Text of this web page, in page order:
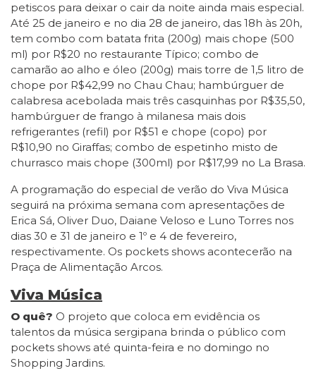
petiscos para deixar o cair da noite ainda mais especial.
Até 25 de janeiro e no dia 28 de janeiro, das 18h às 20h,
tem combo com batata frita (200g) mais chope (500
ml) por R$20 no restaurante Típico; combo de
camarão ao alho e óleo (200g) mais torre de 1,5 litro de
chope por R$42,99 no Chau Chau; hambúrguer de
calabresa acebolada mais três casquinhas por R$35,50,
hambúrguer de frango à milanesa mais dois
refrigerantes (refil) por R$51 e chope (copo) por
R$10,90 no Giraffas; combo de espetinho misto de
churrasco mais chope (300ml) por R$17,99 no La Brasa.
A programação do especial de verão do Viva Música
seguirá na próxima semana com apresentações de
Erica Sá, Oliver Duo, Daiane Veloso e Luno Torres nos
dias 30 e 31 de janeiro e 1º e 4 de fevereiro,
respectivamente. Os pockets shows acontecerão na
Praça de Alimentação Arcos.
Viva Música
O quê? O projeto que coloca em evidência os
talentos da música sergipana brinda o público com
pockets shows até quinta-feira e no domingo no
Shopping Jardins.